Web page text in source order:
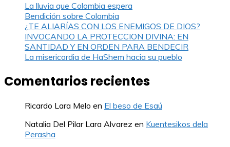
La lluvia que Colombia espera
Bendición sobre Colombia
¿TE ALIARÍAS CON LOS ENEMIGOS DE DIOS?
INVOCANDO LA PROTECCION DIVINA: EN
SANTIDAD Y EN ORDEN PARA BENDECIR
La misericordia de HaShem hacia su pueblo
Comentarios recientes
Ricardo Lara Melo en El beso de Esaú
Natalia Del Pilar Lara Alvarez en Kuentesikos dela
Perasha